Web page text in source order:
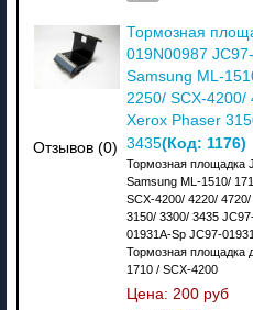
Отзывов (0)
Тормозная
019N00987
Samsung ML-
2250/ SCX-4200/
Xerox Phaser
3435(Код: 1176)
Тормозная площадка
Samsung ML-1510/
SCX-4200/ 4220/
3150/ 3300/ 3435
01931A-Sp JC97-
Тормозная площадка
1710 / SCX-4200
Цена: 200 руб